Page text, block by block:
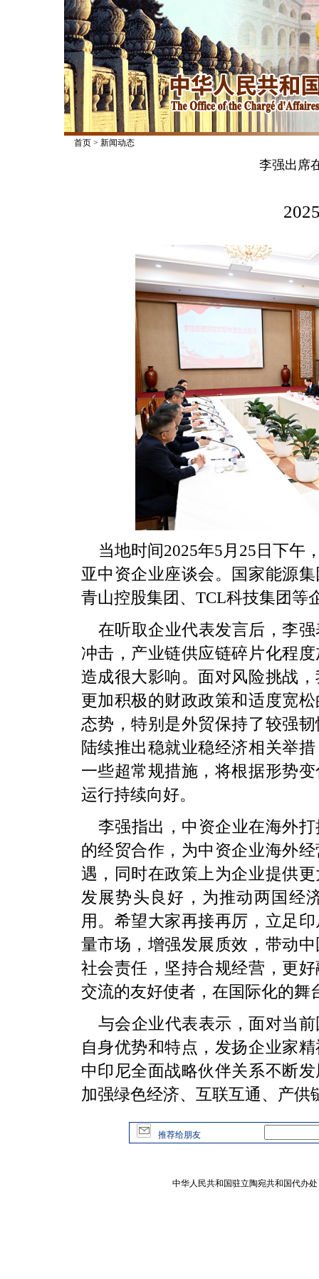
首页> 新闻动态
李强出席
当地时间2025年5月25日下午
亚中资企业座谈会。国家能源
青山控股集团、TCL科技集团等
在听取企业代表发言后，李
冲击，产业链供应链碎片化程
造成很大影响。面对风险挑战
更加积极的财政政策和适度宽
态势，特别是外贸保持了较强
陆续推出稳就业稳经济相关举
一些超常规措施，将根据形势
运行持续向好。
李强指出，中资企业在海外
的经贸合作，为中资企业海外
遇，同时在政策上为企业提供
发展势头良好，为推动两国经
用。希望大家再接再厉，立足
量市场，增强发展质效，带动
社会责任，坚持合规经营，更
交流的友好使者，在国际化的
与会企业代表表示，面对当
自身优势和特点，发扬企业家
中印尼全面战略伙伴关系不断
加强绿色经济、互联互通、产
推荐给朋友
中华人民共和国驻立陶宛共和国代办处